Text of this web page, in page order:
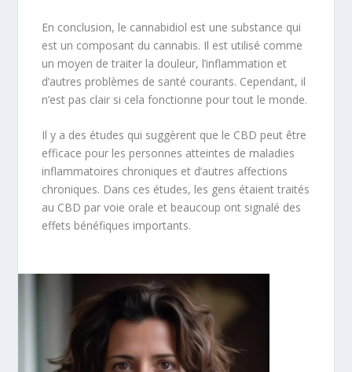
En conclusion, le cannabidiol est une substance qui
est un composant du cannabis. Il est utilisé comme
un moyen de traiter la douleur, l’inflammation et
d’autres problèmes de santé courants. Cependant, il
n’est pas clair si cela fonctionne pour tout le monde.
Il y a des études qui suggèrent que le CBD peut être
efficace pour les personnes atteintes de maladies
inflammatoires chroniques et d’autres affections
chroniques. Dans ces études, les gens étaient traités
au CBD par voie orale et beaucoup ont signalé des
effets bénéfiques importants.